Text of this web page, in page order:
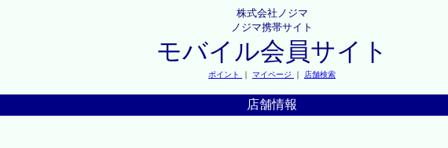
株式会社ノジマ
ノジマ携帯サイト
モバイル会員サイト
ポイント ｜ マイページ ｜ 店舗検索
店舗情報